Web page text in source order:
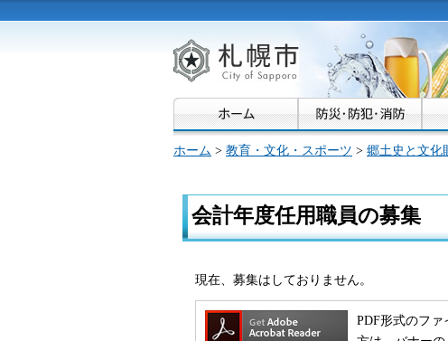
札幌市
ホーム > 教育・文化・スポーツ > 郷土史と文化
会計年度任用職員の募集
現在、募集はしておりません。
PDF形式のファ